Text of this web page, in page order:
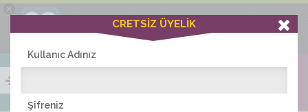
×
Ciddiask Uygulaması
+1 Hafta Gold Üyelik Kazan
Bedava - com.ciddi.ask
İNDİR
CRETSİZ ÜYELİK
Kullanıc Adınız
Şifreniz